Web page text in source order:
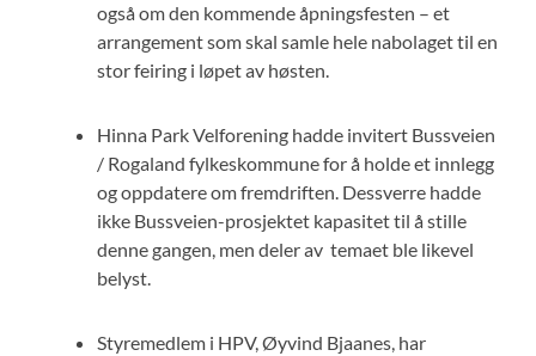
også om den kommende åpningsfesten – et
arrangement som skal samle hele nabolaget til en
stor feiring i løpet av høsten.
Hinna Park Velforening hadde invitert Bussveien
/ Rogaland fylkeskommune for å holde et innlegg
og oppdatere om fremdriften. Dessverre hadde
ikke Bussveien-prosjektet kapasitet til å stille
denne gangen, men deler av temaet ble likevel
belyst.
Styremedlem i HPV, Øyvind Bjaanes, har